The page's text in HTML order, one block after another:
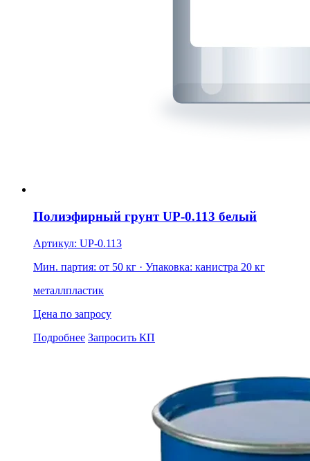
Полиэфирный грунт UP-0.113 белый
Артикул: UP-0.113
Мин. партия: от 50 кг · Упаковка: канистра 20 кг
металлпластик
Цена по запросу
Подробнее Запросить КП